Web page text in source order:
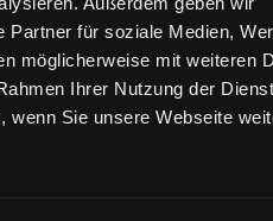
Partner für soziale Medien,
möglicherweise mit weiteren
Ihrer Nutzung der
wenn Sie unsere Webseite